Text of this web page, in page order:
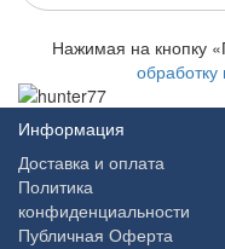
Нажимая на кнопку
Информация
Доставка и оплата
Политика
конфиденциальности
Публичная Оферта